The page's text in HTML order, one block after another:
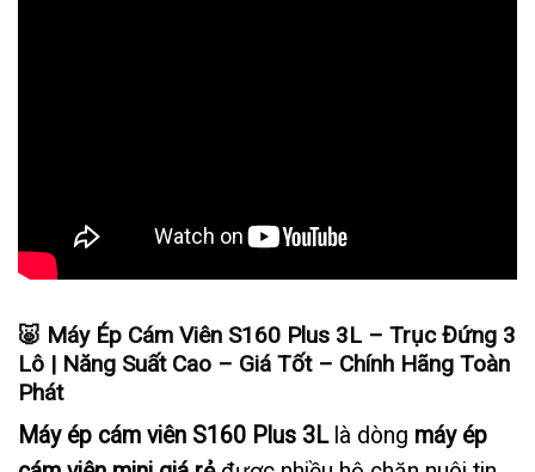
🐷 Máy Ép Cám Viên S160 Plus 3L – Trục Đứng 3
Lô | Năng Suất Cao – Giá Tốt – Chính Hãng Toàn
Phát
Máy ép cám viên S160 Plus 3Llà dòng máy ép